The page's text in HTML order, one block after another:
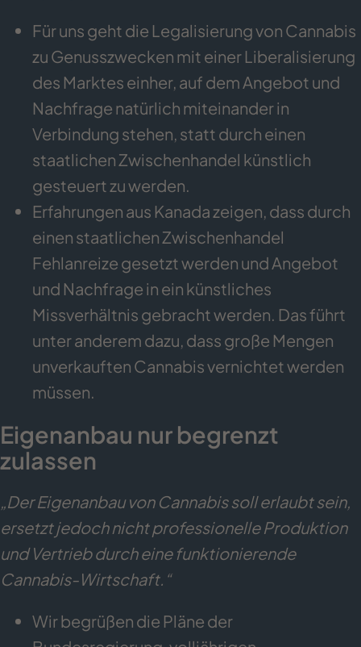
Für uns geht die Legalisierung von Cannabis
zu Genusszwecken mit einer Liberalisierung
des Marktes einher, auf dem Angebot und
Nachfrage natürlich miteinander in
Verbindung stehen, statt durch einen
staatlichen Zwischenhandel künstlich
gesteuert zu werden.
Erfahrungen aus Kanada zeigen, dass durch
einen staatlichen Zwischenhandel
Fehlanreize gesetzt werden und Angebot
und Nachfrage in ein künstliches
Missverhältnis gebracht werden. Das führt
unter anderem dazu, dass große Mengen
unverkauften Cannabis vernichtet werden
müssen.
Eigenanbau nur begrenzt
zulassen
„Der Eigenanbau von Cannabis soll erlaubt sein,
ersetzt jedoch nicht professionelle Produktion
und Vertrieb durch eine funktionierende
Cannabis-Wirtschaft.“
Wir begrüßen die Pläne der